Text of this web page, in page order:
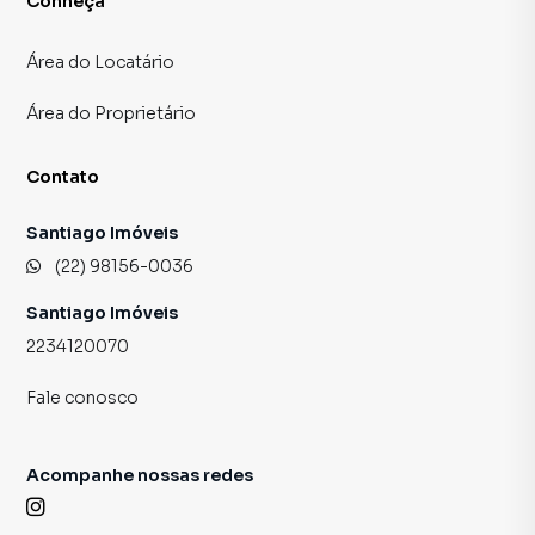
Área do Locatário
Área do Proprietário
Contato
Santiago Imóveis
(22) 98156-0036
Santiago Imóveis
2234120070
Fale conosco
Acompanhe nossas redes